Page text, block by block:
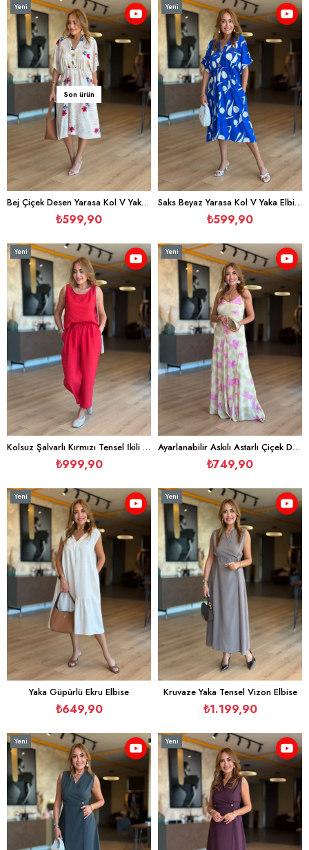
Son ürün
Bej Çiçek Desen Yarasa Kol V Yaka Elbise
₺599,90
Yeni
Ürün
Saks Beyaz Yarasa Kol V Yaka Elbise
₺599,90
Yeni
Ürün
Kolsuz Şalvarlı Kırmızı Tensel İkili Takım
₺999,90
Yeni
Ürün
Ayarlanabilir Askılı Astarlı Çiçek Desen Ekru Sarı Elbise
₺749,90
Yeni
Ürün
Yaka Güpürlü Ekru Elbise
₺649,90
Yeni
Ürün
Kruvaze Yaka Tensel Vizon Elbise
₺1.199,90
Yeni
Ürün
Yeni
Ürün
Yeni
Ürün